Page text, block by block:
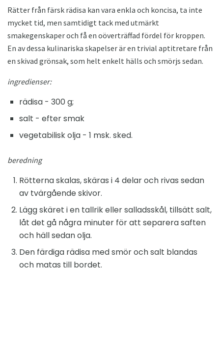
Rätter från färsk rädisa kan vara enkla och koncisa, ta inte
mycket tid, men samtidigt tack med utmärkt
smakegenskaper och få en oöverträffad fördel för kroppen.
En av dessa kulinariska skapelser är en trivial aptitretare från
en skivad grönsak, som helt enkelt hälls och smörjs sedan.
ingredienser:
rädisa - 300 g;
salt - efter smak
vegetabilisk olja - 1 msk. sked.
beredning
Rötterna skalas, skäras i 4 delar och rivas sedan
av tvärgående skivor.
Lägg skäret i en tallrik eller salladsskål, tillsätt salt,
låt det gå några minuter för att separera saften
och häll sedan olja.
Den färdiga rädisa med smör och salt blandas
och matas till bordet.